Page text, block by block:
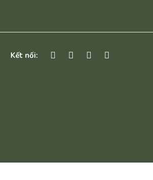
Kết nối: